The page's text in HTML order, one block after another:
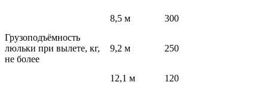
Грузоподъёмность
люльки при вылете, кг,
не более
8,5 м 300
9,2 м 250
12,1 м 120